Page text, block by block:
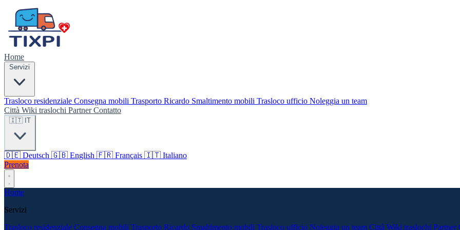
Home
Trasloco residenziale Consegna mobili Trasporto Ricardo Smaltimento mobili Trasloco ufficio Noleggia un team
Città Wiki traslochi PartnerContatto
🇩🇪 Deutsch 🇬🇧 English 🇫🇷 Français 🇮🇹 Italiano
Prenota
Home
Servizi
Trasloco residenziale Consegna mobili Trasporto Ricardo Smaltimento mobili Trasloco ufficio Noleggia un team Città Wiki traslochi Partner